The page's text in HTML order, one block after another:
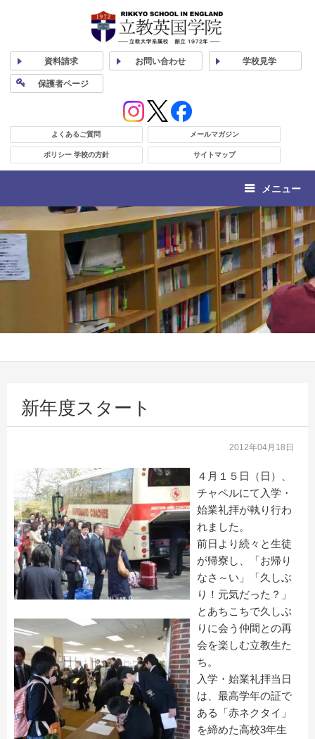
資料請求 お問い合わせ 学校見学
保護者ページ
よくあるご質問 メールマガジン
ポリシー 学校の方針 サイトマップ
メニュー
新年度スタート
2012年04月18日
４月１５日（日）、
チャペルにて入学・
始業礼拝が執り行わ
れました。
前日より続々と生徒
が帰寮し、「お帰り
なさ～い」「久しぶ
り！元気だった？」
とあちこちで久しぶ
りに会う仲間との再
会を楽しむ立教生た
ち。
入学・始業礼拝当日
は、最高学年の証で
ある「赤ネクタイ」
を締めた高校3年生